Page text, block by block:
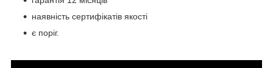
наявність сертифікатів якості
є поріг.